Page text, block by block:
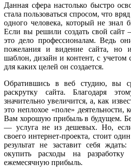
Данная сфера настолько быстро
стала пользоваться спросом, что
одного человека, который не знал
Если вы решили создать свой сайт
это дело профессионалам. Ведь
пожелания и видение сайта, но и
шаблон, дизайн и контент, с учетом
для каких целей он создается.
Обратившись в веб студию, вы
раскрутку сайта. Благодаря
значительно увеличится, а, как
это неплохое «поле» деятельности,
Вам хорошую прибыль в будущем.
— услуга не из дешевых. Но,
своего интернет-проекта, стоит
результат не заставит себя
окупить расходы на
ежемесячную прибыль.